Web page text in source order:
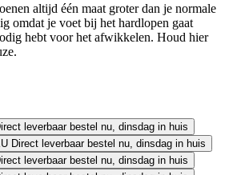
altijd één maat groter dan je normale
omdat je voet bij het hardlopen gaat
hebt voor het afwikkelen. Houd hier
leverbaar bestel nu, dinsdag in huis
Direct leverbaar bestel nu, dinsdag in huis
leverbaar bestel nu, dinsdag in huis